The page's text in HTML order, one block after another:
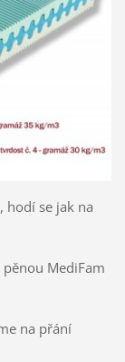
hodí se jak na
MediFam
na přání